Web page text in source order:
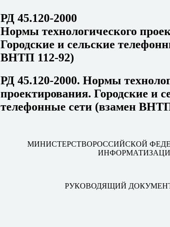
РД 45.120-2000
Нормы технологического
Городские и сельские
ВНТП 112-92)
РД 45.120-2000. Нормы
проектирования. Городские и
телефонные сети (взамен
МИНИСТЕРСТВОРОССИЙСКОЙ
РУКОВОДЯЩИЙ